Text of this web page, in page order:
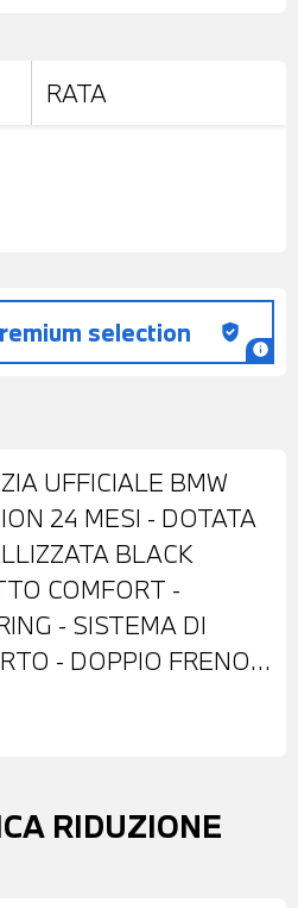
RATA
selection gpp_good
info
UFFICIALE BMW
24 MESI - DOTATA
BLACK
COMFORT -
- SISTEMA DI
- DOPPIO FRENO
LED - PARABREZZA -
MANOPOLE
AL CAMBIO
RIDUZIONE